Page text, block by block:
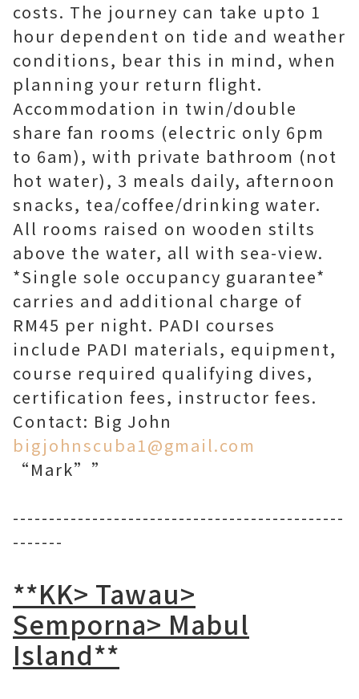
costs. The journey can take upto 1
hour dependent on tide and weather
conditions, bear this in mind, when
planning your return flight.
Accommodation in twin/double
share fan rooms (electric only 6pm
to 6am), with private bathroom (not
hot water), 3 meals daily, afternoon
snacks, tea/coffee/drinking water.
All rooms raised on wooden stilts
above the water, all with sea-view.
*Single sole occupancy guarantee*
carries and additional charge of
RM45 per night. PADI courses
include PADI materials, equipment,
course required qualifying dives,
certification fees, instructor fees.
Contact: Big John
bigjohnscuba1@gmail.com
“Mark””
----------------------------------------------
-------
**KK> Tawau>
Semporna> Mabul
Island**